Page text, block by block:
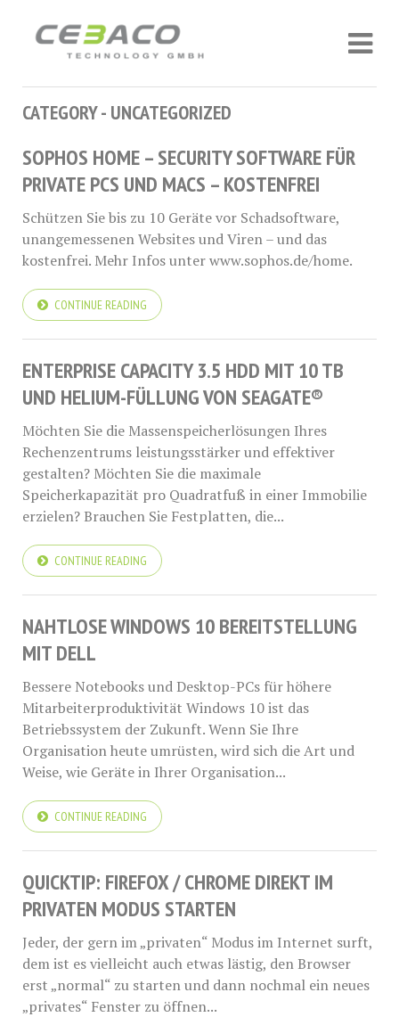
CATEGORY - UNCATEGORIZED
SOPHOS HOME – SECURITY SOFTWARE FÜR
PRIVATE PCS UND MACS – KOSTENFREI
Schützen Sie bis zu 10 Geräte vor Schadsoftware,
unangemessenen Websites und Viren – und das
kostenfrei. Mehr Infos unter www.sophos.de/home.
CONTINUE READING
ENTERPRISE CAPACITY 3.5 HDD MIT 10 TB
UND HELIUM-FÜLLUNG VON SEAGATE®
Möchten Sie die Massenspeicherlösungen Ihres
Rechenzentrums leistungsstärker und effektiver
gestalten? Möchten Sie die maximale
Speicherkapazität pro Quadratfuß in einer Immobilie
erzielen? Brauchen Sie Festplatten, die...
CONTINUE READING
NAHTLOSE WINDOWS 10 BEREITSTELLUNG
MIT DELL
Bessere Notebooks und Desktop-PCs für höhere
Mitarbeiterproduktivität Windows 10 ist das
Betriebssystem der Zukunft. Wenn Sie Ihre
Organisation heute umrüsten, wird sich die Art und
Weise, wie Geräte in Ihrer Organisation...
CONTINUE READING
QUICKTIP: FIREFOX / CHROME DIREKT IM
PRIVATEN MODUS STARTEN
Jeder, der gern im „privaten“ Modus im Internet surft,
dem ist es vielleicht auch etwas lästig, den Browser
erst „normal“ zu starten und dann nochmal ein neues
„privates“ Fenster zu öffnen...